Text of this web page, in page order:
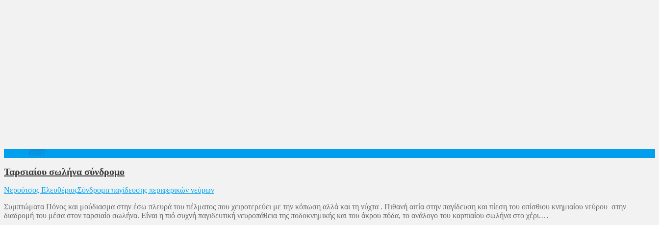
Ταρσιαίου σωλήνα σύνδρομο
Νερούτσος ΕλευθέριοςΣύνδρομα παγίδευσης περιφερικών νεύρων
Συμπτώματα Πόνος και μούδιασμα στην έσω πλευρά του πέλματος που χειροτερεύει με την κόπωση αλλά και τη νύχτα . Πιθανή αιτία στην παγίδευση και πίεση του οπίσθιου κνημιαίου νεύρου στην
διαδρομή του μέσα στον ταρσιαίο σωλήνα. Είναι η πιό συχνή παγιδευτική νευροπάθεια της ποδοκνημικής και του άκρου πόδα, το ανάλογο του καρπιαίου σωλήνα στο χέρι.…